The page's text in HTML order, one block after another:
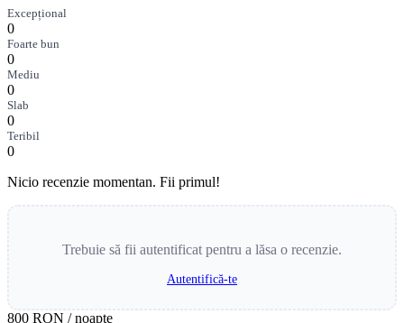
Excepțional
0
Foarte bun
0
Mediu
0
Slab
0
Teribil
0
Nicio recenzie momentan. Fii primul!
Trebuie să fii autentificat pentru a lăsa o recenzie.
Autentifică-te
800 RON / noapte